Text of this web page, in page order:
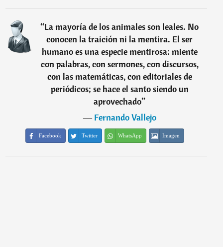
“La mayoría de los animales son leales. No
conocen la traición ni la mentira. El ser
humano es una especie mentirosa: miente
con palabras, con sermones, con discursos,
con las matemáticas, con editoriales de
periódicos; se hace el santo siendo un
aprovechado”
―Fernando Vallejo
Facebook Twitter WhatsApp Imagen